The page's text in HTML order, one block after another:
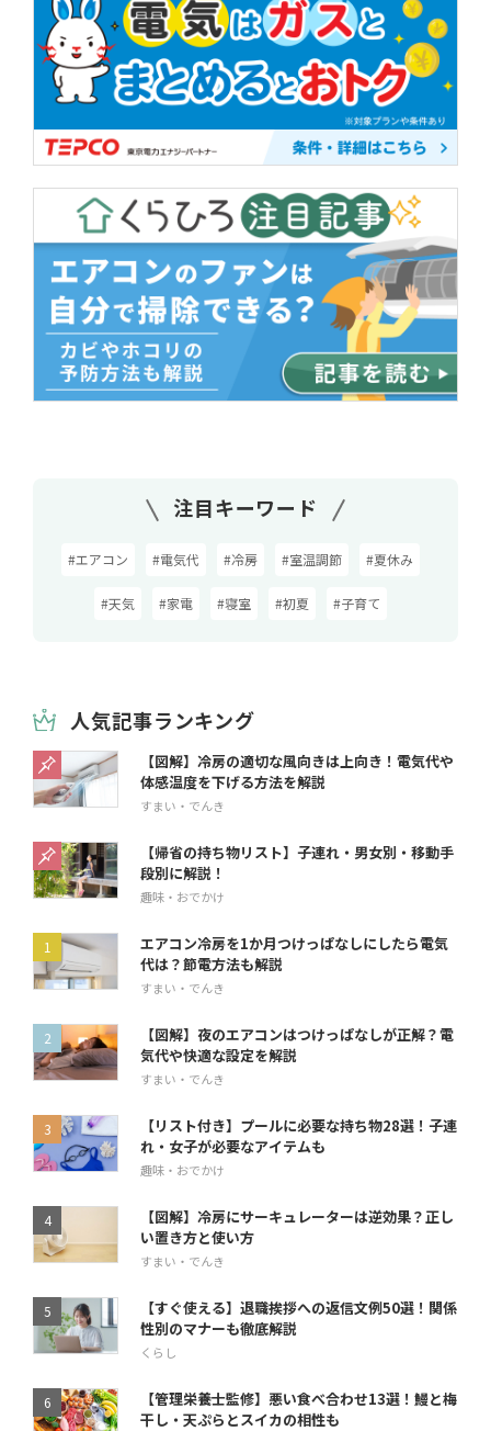
注目キーワード
#エアコン #電気代 #冷房 #室温調節 #夏休み
#天気 #家電 #寝室 #初夏 #子育て
人気記事ランキング
【図解】冷房の適切な風向きは上向き！電気代や
体感温度を下げる方法を解説
すまい・でんき
【帰省の持ち物リスト】子連れ・男女別・移動手
段別に解説！
趣味・おでかけ
エアコン冷房を1か月つけっぱなしにしたら電気
代は？節電方法も解説
すまい・でんき
【図解】夜のエアコンはつけっぱなしが正解？電
気代や快適な設定を解説
すまい・でんき
【リスト付き】プールに必要な持ち物28選！子連
れ・女子が必要なアイテムも
趣味・おでかけ
【図解】冷房にサーキュレーターは逆効果？正し
い置き方と使い方
すまい・でんき
【すぐ使える】退職挨拶への返信文例50選！関係
性別のマナーも徹底解説
くらし
【管理栄養士監修】悪い食べ合わせ13選！鰻と梅
干し・天ぷらとスイカの相性も